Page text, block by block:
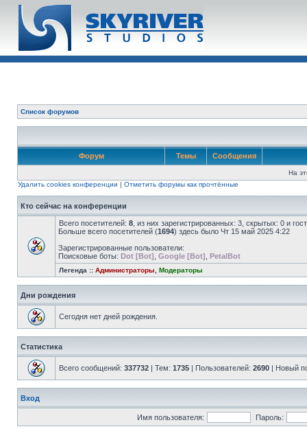
Список форумов
Форум Темы Сообщения
На
Удалить cookies конференции | Отметить форумы как прочтённые
Кто сейчас на конференции
Всего посетителей: 8 , из них зарегистрированных: 3, скрытых: 0 и
Больше всего посетителей (1694) здесь было Чт 15 май 2025 4:22
Зарегистрированные пользователи:
Поисковые боты: Dot [Bot] Google [Bot] PetalBot
Легенда :: Администраторы Модераторы
Дни рождения
Сегодня нет дней рождения.
Статистика
Всего сообщений: 337732 | Тем: 1735 | Пользователей: 2690 | Новый
Вход
Имя пользователя: Пароль: